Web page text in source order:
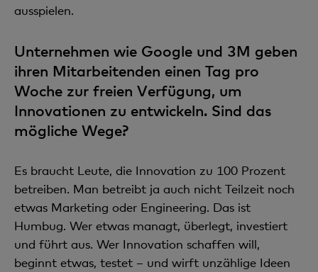
ausspielen.
Unternehmen wie Google und 3M geben
ihren Mitarbeitenden einen Tag pro
Woche zur freien Verfügung, um
Innovationen zu entwickeln. Sind das
mögliche Wege?
Es braucht Leute, die Innovation zu 100 Prozent
betreiben. Man betreibt ja auch nicht Teilzeit noch
etwas Marketing oder Engineering. Das ist
Humbug. Wer etwas managt, überlegt, investiert
und führt aus. Wer Innovation schaffen will,
beginnt etwas, testet – und wirft unzählige Ideen